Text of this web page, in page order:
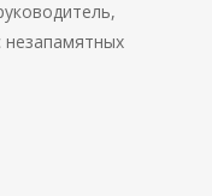
незапамятных